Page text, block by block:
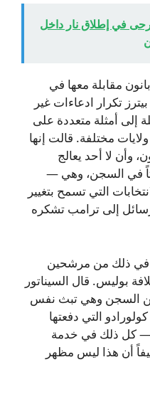
في إطلاق نار داخل
مقابلة معها في
تكرار ادعاءات غير
إلى أمثلة متعددة على
مختلفة. قالت إنها
وأن لا أحد يعالج
في السجن، وهي —
التي تسمح بتغيير
إلى ترامب تشكره
في ذلك من مرشحين
بوليس. قال السيناتور
السجن وهي تبث نفس
التي دفعتها
— كل ذلك في خدمة
أن هذا ليس مظهر